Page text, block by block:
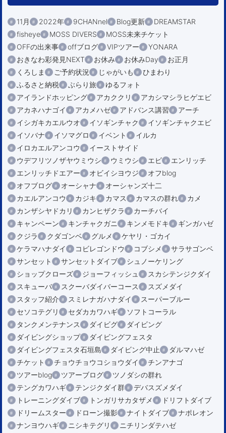
11月 2022年 9CHANnel Blog更新
DREAMSTAR
fisheye
MOSS DIVERS
MOSS未来チケット
OFFの出来事
offブログ VIPツアー
YONARA
おきなわ彩発見NEXT
お休み お休みDay
お正月
くろしま
ご予約状況 じゃがいも
ひまわり
ふるさと納税
ぶらり旅
ゆるフォト
アイランドホッピング
アカククリ
アカシマシラヒゲエビ
アカネハナゴイ
アカメハゼ アドバンス講習
アーチ
イシガキカエルウオ
イソギンチャク
イソギンチャクエビ
イソバナ
イソマグロ イベント
イルカ
イロカエルアンコウ
イーストサイド
ウデフリツノザヤウミウシ
ウミウシ エビ
エンリッチ
エンリッチドエアー
オビイシヨウジ
オフblog
オフブログ
オーシャナ
オーシャンズ十二
カエルアンコウ
カジキ カマス カマスの群れ
カメ
カンザシヤドカリ
カンヒザクラ
カーチバイ
キャンペーン
キンチャクガニ キンメモドキ
ギンガハゼ
クジラ
クダゴンベ グルメ
ケヤリ・ゴカイ
ケラマハナダイ
コビレゴンドウ コブシメ
サラサゴンベ
サンセット
サンセットダイブ
シュノーケリング
ショップクローズ
ジョーフィッシュ
スカシテンジクダイ
スキューバ
スクーバダイバーコース
スズメダイ
スタッフ紹介
スミレナガハナダイ
スーパーブルー
セソコテグリ
セダカカワハギ
ソフトコーラル
タンクメンテナンス
ダイビグ
ダイビング
ダイビングショップ
ダイビングフェスタ
ダイビングフェスタ石垣島
ダイビング中止
ダルマハゼ
チケット
チョウチョウコショウダイ
チンアナゴ
ツアーblog
ツアーブログ
ツノダシの群れ
テングカワハギ
テンジクダイ群
デバスズメダイ
トレーニングダイブ
トンガリサカタザメ
ドリフトダイブ
ドリームスター
ドローン撮影 ナイトダイブ
ナポレオン
ナンヨウハギ
ニシキテグリ
ニチリンダテハゼ